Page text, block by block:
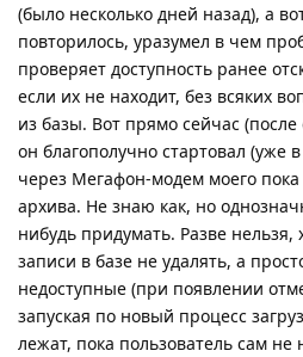
(было несколько дней назад), а
повторилось, уразумел в чем
проверяет доступность ранее
если их не находит, без всяких
из базы. Вот прямо сейчас (после
он благополучно стартовал (уже
через Мегафон-модем моего пока
архива. Не знаю как, но
нибудь придумать. Разве нельзя,
записи в базе не удалять, а
недоступные (при появлении
запуская по новый процесс
лежат, пока пользователь сам